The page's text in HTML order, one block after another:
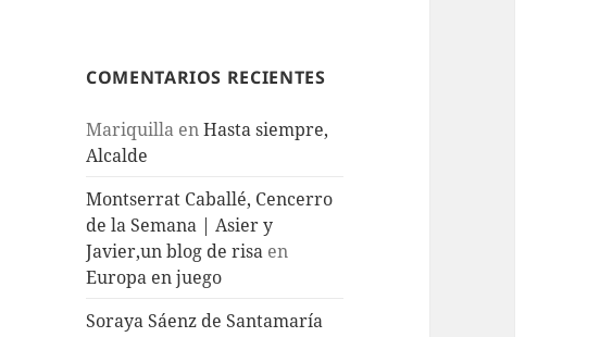
COMENTARIOS RECIENTES
Mariquilla enHasta siempre,
Alcalde
Montserrat Caballé, Cencerro
de la Semana | Asier y
Javier,un blog de risa en
Europa en juego
Soraya Sáenz de Santamaría